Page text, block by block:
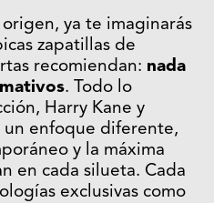
ya te imaginarás
zapatillas de
recomiendan: nada
. Todo lo
Harry Kane y
un enfoque diferente,
y la máxima
en cada silueta. Cada
exclusivas como